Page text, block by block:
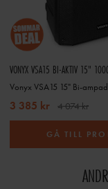
VONYX VSA15 BI-AKTIV 15"
Vonyx VSA15 15" Bi-
3 385 kr 4 074 kr
GÅ TILL